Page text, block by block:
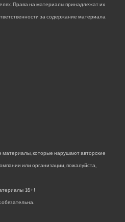
Права на материалы принадлежат их
за содержание материала
которые нарушают авторские
или организации, пожалуйста,
18+!